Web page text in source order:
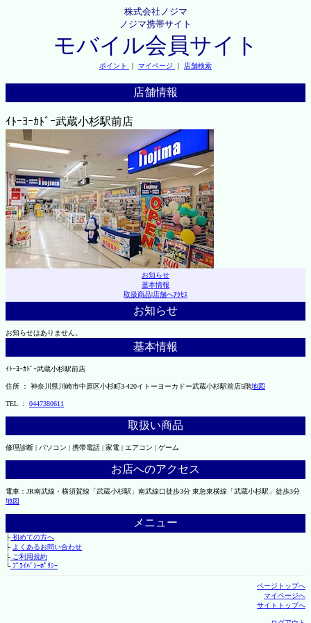
株式会社ノジマ
ノジマ携帯サイト
モバイル会員サイト
ポイント ｜ マイページ ｜ 店舗検索
店舗情報
ｲﾄｰﾖｰｶﾄﾞｰ武蔵小杉駅前店
お知らせ
基本情報
取扱商品|店舗へｱｸｾｽ
お知らせ
お知らせはありません。
基本情報
ｲﾄｰﾖｰｶﾄﾞｰ武蔵小杉駅前店
住所 ： 神奈川県川崎市中原区小杉町3-420イトーヨーカドー武蔵小杉駅前店5階地図
TEL ： 0447380611
取扱い商品
修理診断 | パソコン | 携帯電話 | 家電 | エアコン | ゲーム
お店へのアクセス
電車：JR南武線・横須賀線「武蔵小杉駅」南武線口徒歩3分 東急東横線「武蔵小杉駅」徒歩3分
地図
メニュー
├初めての方へ
├ よくあるお問い合わせ
├ご利用規約
└ﾌﾟﾗｲﾊﾞｼｰﾎﾟﾘｼｰ
ページトップへ
マイページへ
サイトトップへ